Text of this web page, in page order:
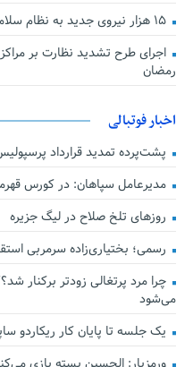
۱۵ هزار نیروی جدید به نظام سلامت کشور افزوده شد
اجرای طرح تشدید نظارت بر
رمضان
اخبار فوتبالی
پشت‌پرده تمدید قرارداد
مدیرعامل سپاهان: در کورس
روزهای تلخ صلاح در لیگ جزیره
رسمی؛ بختیاری‌زاده سرمربی
چرا مرد پرتغالی زودتر برکنار
می‌شود
یک جلسه تا پایان کار ریکاردو